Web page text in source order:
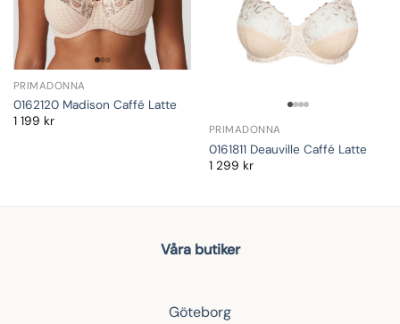
PRIMADONNA
0162120 Madison Caffé Latte
1 199 kr
PRIMADONNA
0161811 Deauville Caffé Latte
1 299 kr
Våra butiker
Göteborg